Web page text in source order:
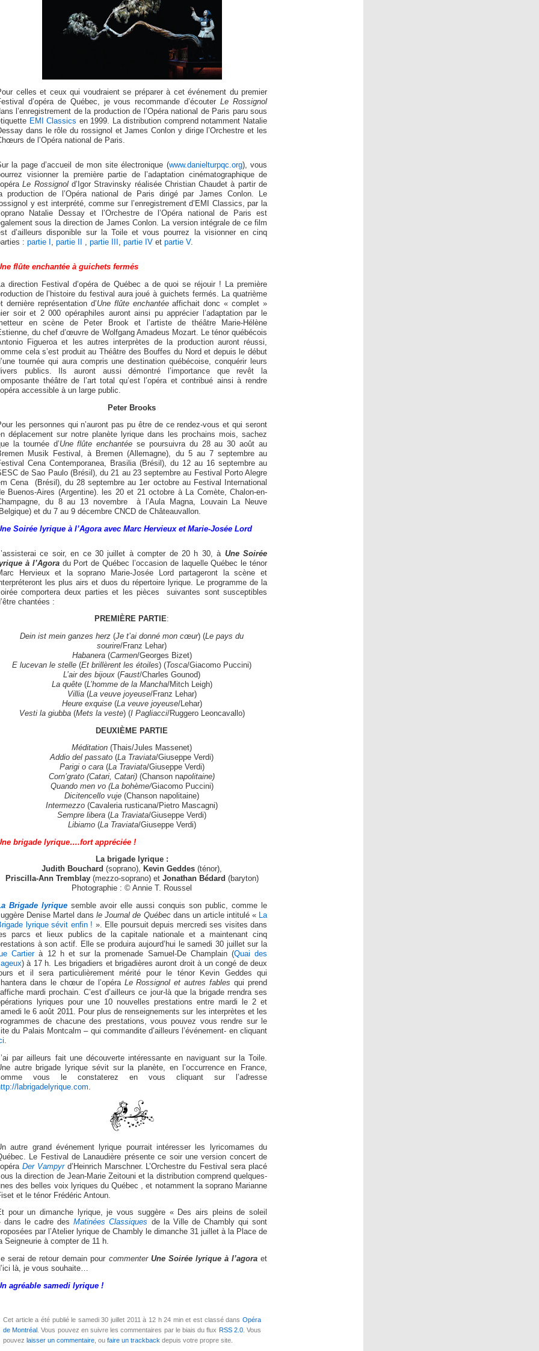
celles et ceux qui voudraient se préparer à cet événement du premier
d’opéra de Québec, je vous recommande d’écouterLe Rossignol
l’enregistrement de la production de l’Opéra national de Paris paru sous
EMI Classics en 1999. La distribution comprend notamment Natalie
dans le rôle du rossignol et James Conlon y dirige l’Orchestre et les
de l’Opéra national de Paris.
la page d’accueil de mon site électronique (www.danielturpqc.org), vous
visionner la première partie de l’adaptation cinématographique de
Le Rossignold’Igor Stravinsky réalisée Christian Chaudet à partir de
production de l’Opéra national de Paris dirigé par James Conlon. Le
y est interprété, comme sur l’enregistrement d’EMI Classics, par la
Natalie Dessay et l’Orchestre de l’Opéra national de Paris est
sous la direction de James Conlon. La version intégrale de ce film
d’ailleurs disponible sur la Toile et vous pourrez la visionner en cinq
: partie I , partie II , partie III , partie IV et partie V.
flûte enchantée à guichets fermés
direction Festival d’opéra de Québec a de quoi se réjouir ! La première
de l’histoire du festival aura joué à guichets fermés. La quatrième
dernière représentation d’Une flûte enchantéeaffichait donc « complet »
soir et 2 000 opéraphiles auront ainsi pu apprécier l’adaptation par le
en scène de Peter Brook et l’artiste de théâtre Marie-Hélène
du chef d’œuvre de Wolfgang Amadeus Mozart. Le ténor québécois
Figueroa et les autres interprètes de la production auront réussi,
cela s’est produit au Théâtre des Bouffes du Nord et depuis le début
tournée qui aura compris une destination québécoise, conquérir leurs
publics. Ils auront aussi démontré l’importance que revêt la
théâtre de l’art total qu’est l’opéra et contribué ainsi à rendre
accessible à un large public.
Peter Brooks
les personnes qui n’auront pas pu être de ce rendez-vous et qui seront
déplacement sur notre planète lyrique dans les prochains mois, sachez
la tournée d’Une flûte enchantéese poursuivra du 28 au 30 août au
Musik Festival, à Bremen (Allemagne), du 5 au 7 septembre au
Cena Contemporanea, Brasilia (Brésil), du 12 au 16 septembre au
de Sao Paulo (Brésil), du 21 au 23 septembre au Festival Porto Alegre
Cena (Brésil), du 28 septembre au 1er octobre au Festival International
Buenos-Aires (Argentine). les 20 et 21 octobre à La Comète, Chalon-en-
du 8 au 13 novembre à l’Aula Magna, Louvain La Neuve
et du 7 au 9 décembre CNCD de Châteauvallon.
Soirée lyrique à l’Agora avec Marc Hervieux et Marie-Josée Lord
ce soir, en ce 30 juillet à compter de 20 h 30, à Une Soirée
à l’Agora du Port de Québec l’occasion de laquelle Québec le ténor
Hervieux et la soprano Marie-Josée Lord partageront la scène et
les plus airs et duos du répertoire lyrique. Le programme de la
comportera deux parties et les pièces suivantes sont susceptibles
chantées :
PREMIÈRE PARTIE:
Dein ist mein ganzes herz (Je t’ai donné mon cœur) (Le pays du
sourire/Franz Lehar)
Habanera (Carmen/Georges Bizet)
E lucevan le stelle (Et brillèrent les étoiles) (Tosca/Giacomo Puccini)
L’air des bijoux (Faust/Charles Gounod)
La quête(L’homme de la Mancha/Mitch Leigh)
Villia(La veuve joyeuse/Franz Lehar)
Heure exquise(La veuve joyeuse/Lehar)
Vesti la giubba(Mets la veste) (I Pagliacci/Ruggero Leoncavallo)
DEUXIÈME PARTIE
Méditation (Thais/Jules Massenet)
Addio del passato (La Traviata/Giuseppe Verdi)
Parigi o cara(La Traviata/Giuseppe Verdi)
Corn’grato (Catari, Catari) (Chanson napolitaine)
Quando men vo (La bohème/Giacomo Puccini)
Dicitencello vuje (Chanson napolitaine)
Intermezzo (Cavaleria rusticana/Pietro Mascagni)
Sempre libera (La Traviata/Giuseppe Verdi)
Libiamo(La Traviata/Giuseppe Verdi)
brigade lyrique….fort appréciée !
La brigade lyrique :
Judith Bouchard (soprano), Kevin Geddes (ténor),
Priscilla-Ann Tremblay (mezzo-soprano) et Jonathan Bédard (baryton)
Photographie : © Annie T. Roussel
Brigade lyrique semble avoir elle aussi conquis son public, comme le
Denise Martel dansle Journal de Québec dans un article intitulé « La
lyrique sévit enfin ! ». Elle poursuit depuis mercredi ses visites dans
parcs et lieux publics de la capitale nationale et a maintenant cinq
à son actif. Elle se produira aujourd’hui le samedi 30 juillet sur la
Cartierà 12 h et sur la promenade Samuel-De Champlain (Quai des
) à 17 h. Les brigadiers et brigadières auront droit à un congé de deux
et il sera particulièrement mérité pour le ténor Kevin Geddes qui
dans le chœur de l’opéra Le Rossignol et autres fables qui prend
mardi prochain. C’est d’ailleurs ce jour-là que la brigade rrendra ses
lyriques pour une 10 nouvelles prestations entre mardi le 2 et
le 6 août 2011. Pour plus de renseignements sur les interprètes et les
de chacune des prestations, vous pouvez vous rendre sur le
du Palais Montcalm – qui commandite d’ailleurs l’événement- en cliquant
.
par ailleurs fait une découverte intéressante en naviguant sur la Toile.
autre brigade lyrique sévit sur la planète, en l’occurrence en France,
vous le constaterez en vous cliquant sur l’adresse
labrigadelyrique.com
autre grand événement lyrique pourrait intéresser les lyricomames du
Le Festival de Lanaudière présente ce soir une version concert de
Der Vampyrd’Heinrich Marschner. L’Orchestre du Festival sera placé
la direction de Jean-Marie Zeitouni et la distribution comprend quelques-
des belles voix lyriques du Québec , et notamment la soprano Marianne
et le ténor Frédéric Antoun.
pour un dimanche lyrique, je vous suggère « Des airs pleins de soleil
dans le cadre desMatinées Classiques de la Ville de Chambly qui sont
par l’Atelier lyrique de Chambly le dimanche 31 juillet à la Place de
Seigneurie à compter de 11 h.
serai de retour demain pour commenter Une Soirée lyrique à l’agoraet
là, je vous souhaite…
agréable samedi lyrique !
Cet article a été publié le samedi 30 juillet 2011 à 12 h 24 min et est classé dans Opéra
de Montréal . Vous pouvez en suivre les commentaires par le biais du flux RSS 2.0. Vous
pouvez laisser un commentaire , ou faire un trackback depuis votre propre site.